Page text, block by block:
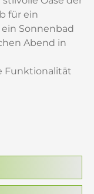
für ein
Sonnenbad
Abend in
Funktionalität
Palette an